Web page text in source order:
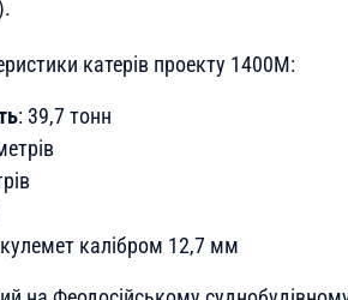
катерів проекту 1400М:
: 39,7 тонн
калібром 12,7 мм